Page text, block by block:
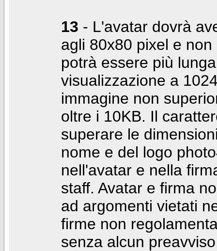
13 - L'avatar dovrà
agli 80x80 pixel e
potrà essere più
visualizzazione a
immagine non
oltre i 10KB. Il
superare le
nome e del logo
nell'avatar e nella
staff. Avatar e firma
ad argomenti vietati
firme non
senza alcun